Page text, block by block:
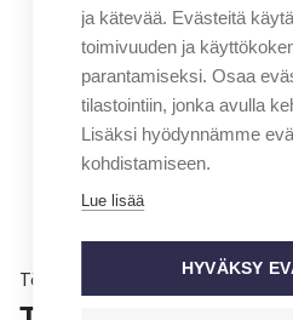
Töissä
ja kätevää. Evästeitä
toimivuuden ja
parantamiseksi. Osaa
tilastointiin, jonka avulla
Lisäksi hyödynnämme
kohdistamiseen.
Lue lisää
HYVÄKSY